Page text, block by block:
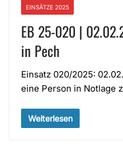
EINSÄTZE 2025
EB 25-020 |
in Pech
Einsatz 020/2025:
eine Person in Notlage
Weiterlesen